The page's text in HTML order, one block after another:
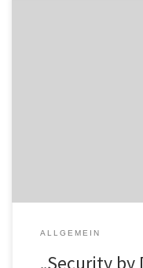
ALLGEMEIN
„Security by